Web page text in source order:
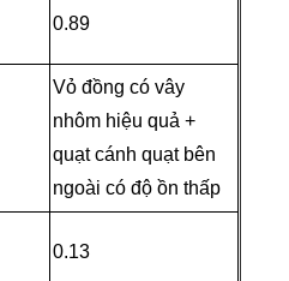
0.89
Vỏ đồng có vây
nhôm hiệu quả +
quạt cánh quạt bên
ngoài có độ ồn thấp
0.13